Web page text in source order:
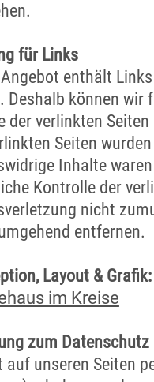
für Links
enthält
Deshalb können wir
der verlinkten
Seiten
Inhalte
Kontrolle der
nicht
entfernen.
Layout & Grafik:
im Kreise
zum Datenschutz
auf unseren Seiten